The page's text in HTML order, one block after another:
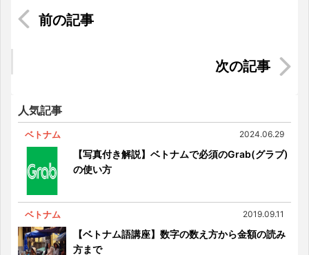
マレーシアの治安は？注意すべき犯罪と対策まと
海外転職先にシンガポールを選ぶ5つのメリット
人気記事
ベトナム 2024.06.29
【写真付き解説】ベトナムで必須のGrab(グラブ)
の使い方
ベトナム 2019.09.11
【ベトナム語講座】数字の数え方から金額の読み
方まで